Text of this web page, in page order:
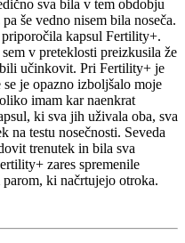
sva bila v tem obdobju
še vedno nisem bila noseča.
kapsul Fertility+.
v preteklosti preizkusila že
učinkovit. Pri Fertility+ je
je opazno izboljšalo moje
imam kar naenkrat
ki sva jih uživala oba, sva
na testu nosečnosti. Seveda
trenutek in bila sva
zares spremenile
ki načrtujejo otroka.